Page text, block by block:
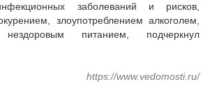
заболеваний и рисков,
злоупотреблением алкоголем,
питанием, подчеркнул
https://www.vedomosti.ru/